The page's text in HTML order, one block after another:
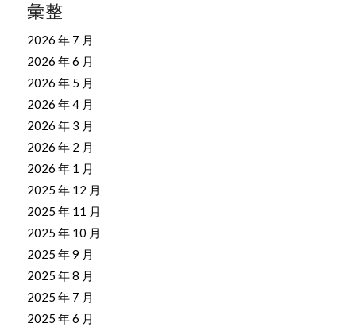
彙整
2026 年 7 月
2026 年 6 月
2026 年 5 月
2026 年 4 月
2026 年 3 月
2026 年 2 月
2026 年 1 月
2025 年 12 月
2025 年 11 月
2025 年 10 月
2025 年 9 月
2025 年 8 月
2025 年 7 月
2025 年 6 月